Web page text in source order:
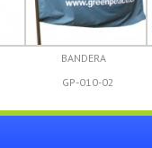
BANDERA
GP-010-02